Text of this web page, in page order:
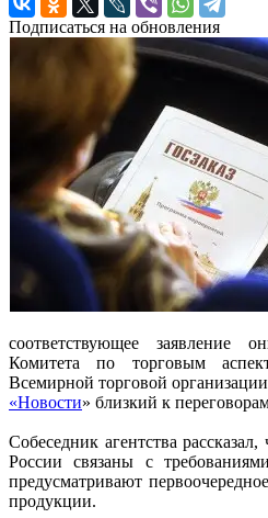
Подписаться на обновления
соответствующее заявление
Комитета по торговым
Всемирной торговой
«Новости» близкий к
Собеседник агентства
России связаны с
предусматривают
продукции.